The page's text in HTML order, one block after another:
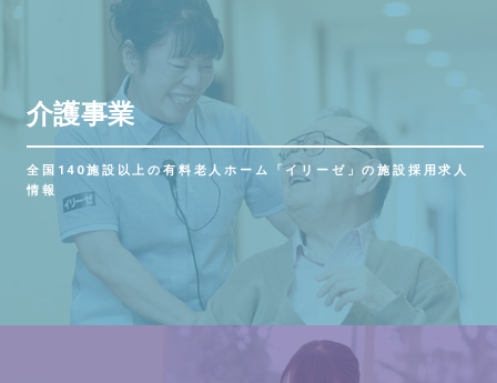
介護事業
全国140施設以上の有料老人ホーム「イリーゼ」の施設採用求人
情報